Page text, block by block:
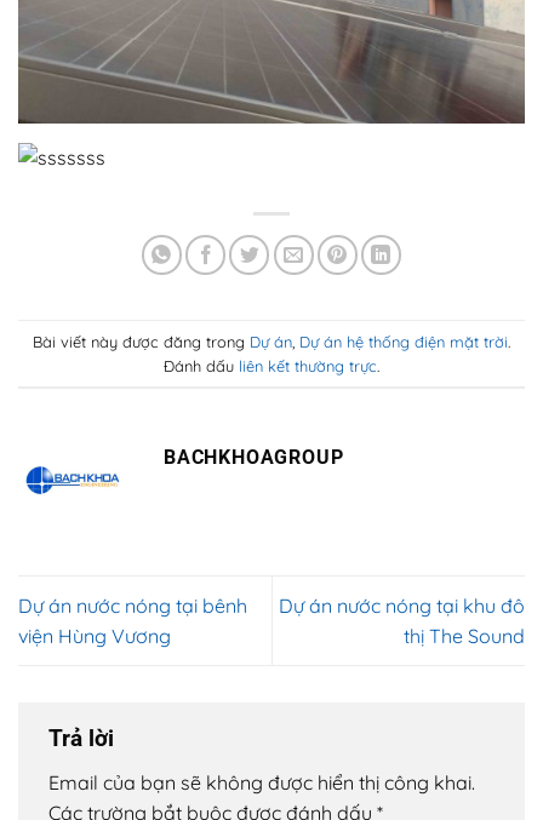
Bài viết này được đăng trong Dự án Dự án hệ thống điện mặt trời.
Đánh dấu liên kết thường trực.
BACHKHOAGROUP
Dự án nước nóng tại bênh
viện Hùng Vương
Dự án nước nóng tại khu đô
thị The Sound
Trả lời
Email của bạn sẽ không được hiển thị công khai.
Các trường bắt buộc được đánh dấu *